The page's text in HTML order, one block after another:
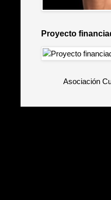
Proyecto
Asociación